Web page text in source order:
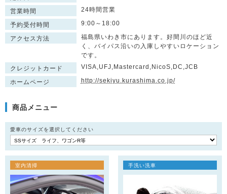
営業時間
24時間営業
予約受付時間 9:00～18:00
アクセス方法
福島県いわき市にあります。好間川のほど近
く、バイパス沿いの入庫しやすいロケーション
です。
クレジットカード
VISA,UFJ,Mastercard,NicoS,DC,JCB
ホームページ http://sekiyu.kurashima.co.jp/
商品メニュー
愛車のサイズを選択してください
室内清掃 手洗い洗車